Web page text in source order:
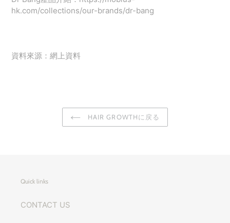
hk.com/collections/our-brands/dr-bang
資料來源：網上資料
HAIR GROWTHに戻る
Quick links
CONTACT US